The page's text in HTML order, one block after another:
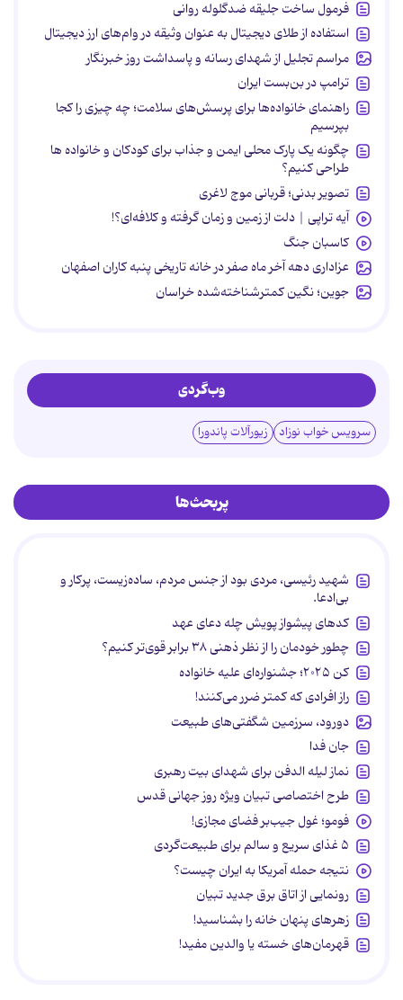
فرمول ساخت جلیقه ضدگلوله روانی
استفاده از طلای دیجیتال به عنوان وثیقه در وام‌های ارز دیجیتال
مراسم تجلیل از شهدای رسانه و پاسداشت روز خبرنگار
ترامپ در بن‌بست ایران
راهنمای خانواده‌ها برای پرسش‌های سلامت؛ چه چیزی را کجا
بپرسیم
چگونه یک پارک محلی ایمن و جذاب برای کودکان و خانواده ها
طراحی کنیم؟
تصویر بدنی؛ قربانی موج لاغری
آیه تراپی | دلت از زمین و زمان گرفته و کلافه‌ای؟!
کاسبان جنگ
عزاداری دهه آخر ماه صفر در خانه تاریخی پنبه کاران اصفهان
جوین؛ نگین کمترشناخته‌شده خراسان
وب‌گردی
سرویس خواب نوزاد زیورآلات پاندورا
پربحث‌ها
شهید رئیسی، مردی بود از جنس مردم، ساده‌زیست، پرکار و
بی‌ادعا.
کدهای پیشواز پویش چله دعای عهد
چطور خودمان را از نظر ذهنی ۳۸ برابر قوی‌تر کنیم؟
کن ۲۰۲۵؛ جشنواره‌ای علیه خانواده
راز افرادی که کمتر ضرر می‌کنند!
دورود، سرزمین شگفتی‌های طبیعت
جان فدا
نماز لیله الدفن برای شهدای بیت رهبری
طرح اختصاصی تبیان ویژه روز جهانی قدس
فومو؛ غول جیب‌بر فضای مجازی!
۵ غذای سریع و سالم برای طبیعت‌گردی
نتیجه حمله آمریکا به ایران چیست؟
رونمایی از اتاق برق جدید تبیان
زهرهای پنهان خانه را بشناسید!
قهرمان‌های خسته یا والدین مفید!